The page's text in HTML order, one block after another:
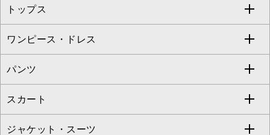
トップス
すべてのトップス
カットソー・Tシャツ
ブラウス・シャツ
ニット・セーター
ワンピース・ドレス
すべてのワンピース・ドレス
ワンピース
ドレス
パンツ
すべてのパンツ
フルレングスパンツ
スカート
すべてのスカート
ジャケット・スーツ